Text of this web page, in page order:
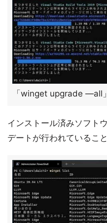
「winget upgrade —all
インストール済みソフト
デートが行われているこ